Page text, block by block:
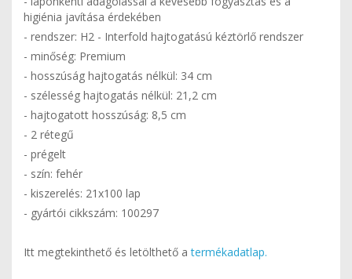
higiénia javítása érdekében
- rendszer: H2 - Interfold hajtogatású kéztörlő rendszer
- minőség: Premium
- hosszúság hajtogatás nélkül: 34 cm
- szélesség hajtogatás nélkül: 21,2 cm
- hajtogatott hosszúság: 8,5 cm
- 2 rétegű
- prégelt
- szín: fehér
- kiszerelés: 21x100 lap
- gyártói cikkszám: 100297
Itt megtekinthető és letölthető atermékadatlap.